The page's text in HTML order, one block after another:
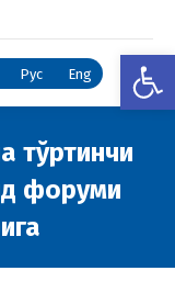
Рус Eng
тўртинчи
форуми